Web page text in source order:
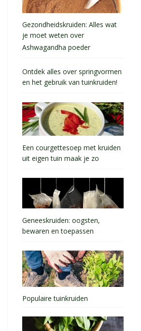
Gezondheidskruiden: Alles wat
je moet weten over
Ashwagandha poeder
Ontdek alles over springvormen
en het gebruik van tuinkruiden!
Een courgettesoep met kruiden
uit eigen tuin maak je zo
Geneeskruiden: oogsten,
bewaren en toepassen
Populaire tuinkruiden